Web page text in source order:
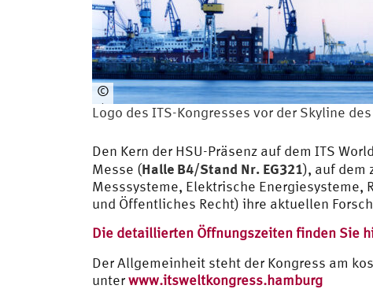
©
Christian
Bruch
/
VISUM
Logo des ITS-Kongresses vor der Skyline
Den Kern der HSU-Präsenz auf dem ITS
Messe (Halle B4/Stand Nr. EG321), auf dem
Messsysteme, Elektrische Energiesysteme,
und Öffentliches Recht) ihre aktuellen
Die detaillierten Öffnungszeiten finden Sie
Der Allgemeinheit steht der Kongress am
unterwww.itsweltkongress.hamburg